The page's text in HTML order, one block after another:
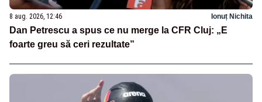
8 aug. 2026, 12:46 Ionuț Nichita
Dan Petrescu a spus ce nu merge la CFR Cluj: „E
foarte greu să ceri rezultate”